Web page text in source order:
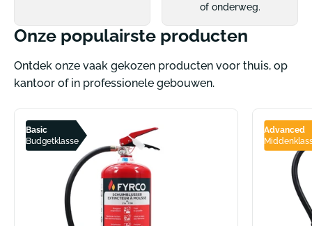
of onderweg.
Onze populairste producten
Ontdek onze vaak gekozen producten voor thuis, op
kantoor of in professionele gebouwen.
Basic
Budgetklasse
Advanced